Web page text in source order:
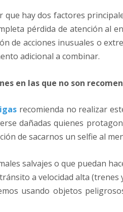
que hay dos factores
pérdida de atención al
de acciones inusuales o
adicional a combinar.
en las que no son
recomienda no realizar
dañadas quienes
de sacarnos un selfie al
salvajes o que puedan
a velocidad alta
usando objetos